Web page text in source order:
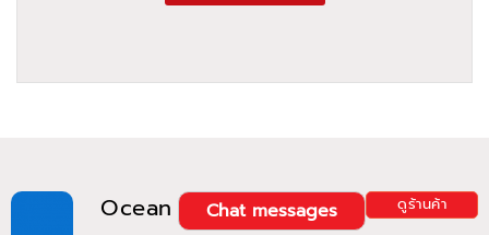
Ocean ดูร้านค้า
Chat messages